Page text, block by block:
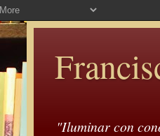
"Iluminar con